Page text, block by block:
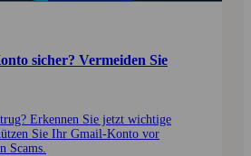
sicher? Vermeiden Sie
Erkennen Sie jetzt wichtige
Sie Ihr Gmail-Konto vor
Scams.